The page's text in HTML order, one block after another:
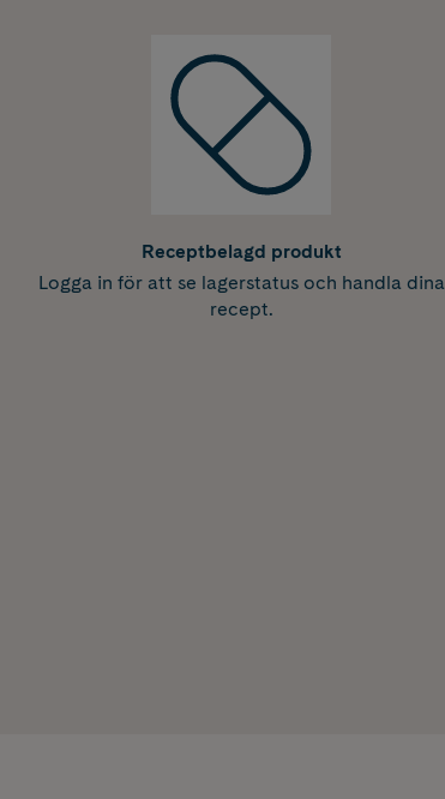
Receptbelagd produkt
Logga in för att se lagerstatus och handla dina
recept.